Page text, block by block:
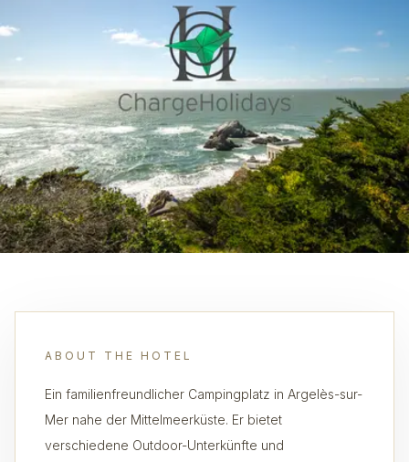
ABOUT THE HOTEL
Ein familienfreundlicher Campingplatz in Argelès-sur-
Mer nahe der Mittelmeerküste. Er bietet
verschiedene Outdoor-Unterkünfte und